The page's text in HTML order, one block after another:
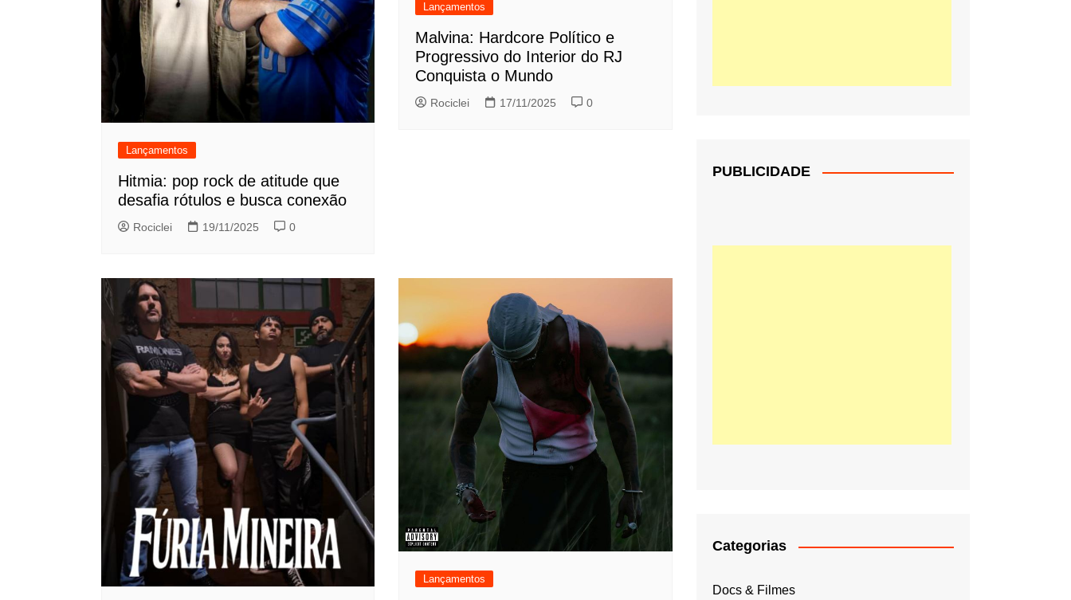
Lançamentos
Hitmia: pop rock de atitude que
desafia rótulos e busca conexão
Rociclei 19/11/2025 0
Lançamentos
Malvina: Hardcore Político e
Progressivo do Interior do RJ
Conquista o Mundo
Rociclei 17/11/2025 0
Lançamentos
PUBLICIDADE
Categorias
Docs & Filmes